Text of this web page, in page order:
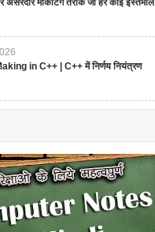
in C++ | C++ में निर्णय नियंत्रण